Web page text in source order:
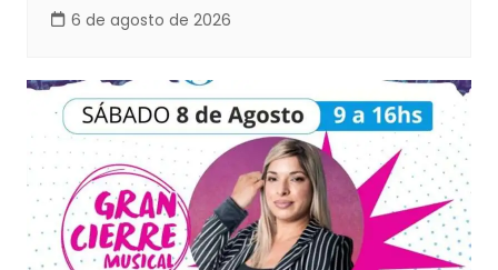
6 de agosto de 2026